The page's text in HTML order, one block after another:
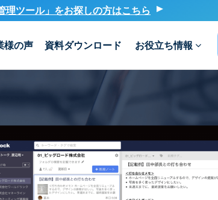
理ツール」をお探しの方はこちら
様の声 資料ダウンロード お役立ち情報